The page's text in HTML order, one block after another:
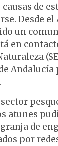
de
Desde
un
en
atunes
de
por